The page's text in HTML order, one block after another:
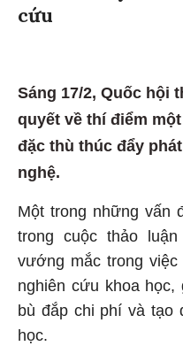
cứu
Sáng 17/2, Quốc hội
quyết về thí điểm
đặc thù thúc đẩy
nghệ.
Một trong những vấn
trong cuộc thảo
vướng mắc trong
nghiên cứu khoa
bù đắp chi phí và tạo
học.